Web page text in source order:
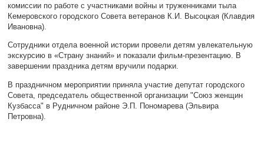
комиссии по работе с участниками войны и труженниками тыла
Кемеровского городского Совета ветеранов К.И. Высоцкая (Клавдия
Ивановна).
Сотрудники отдела военной истории провели детям увлекательную
экскурсию в «Страну знаний» и показали фильм-презентацию. В
завершении праздника детям вручили подарки.
В праздничном мероприятии приняла участие депутат городского
Совета, председатель общественной организации "Союз женщин
Кузбасса" в Рудничном районе Э.П. Пономарева (Эльвира
Петровна).